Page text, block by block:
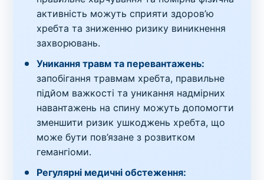
активність можуть сприяти здоров’ю
хребта та зниженню ризику виникнення
захворювань.
Уникання травм та перевантажень:
запобігання травмам хребта, правильне
підйом важкості та уникання надмірних
навантажень на спину можуть допомогти
зменшити ризик ушкоджень хребта, що
може бути пов’язане з розвитком
гемангіоми.
Регулярні медичні обстеження: